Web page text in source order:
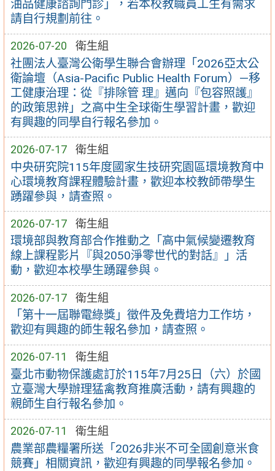
油品健康諮詢門診」，若本校教職員工生有需求
請自行規劃前往。
2026-07-20 衛生組
社團法人臺灣公衛學生聯合會辦理「2026亞太公
衛論壇（Asia-Pacific Public Health Forum）—移
工健康治理：從『排除管 理』邁向『包容照護』
的政策思辨」之高中生全球衛生學習計畫，歡迎
有興趣的同學自行報名參加。
2026-07-17 衛生組
中央研究院115年度國家生技研究園區環境教育中
心環境教育課程體驗計畫，歡迎本校教師帶學生
踴躍參與，請查照。
2026-07-17 衛生組
環境部與教育部合作推動之「高中氣候變遷教育
線上課程影片『與2050淨零世代的對話』」活
動，歡迎本校學生踴躍參與。
2026-07-17 衛生組
「第十一屆聯電綠獎」徵件及免費培力工作坊，
歡迎有興趣的師生報名參加，請查照。
2026-07-11 衛生組
臺北市動物保護處訂於115年7月25日（六）於國
立臺灣大學辦理猛禽教育推廣活動，請有興趣的
親師生自行報名參加。
2026-07-11 衛生組
農業部農糧署所送「2026非米不可全國創意米食
競賽」相關資訊，歡迎有興趣的同學報名參加。